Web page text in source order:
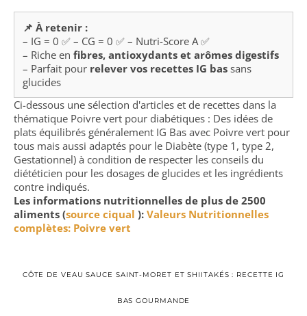
📌 À retenir :
– IG = 0 ✅ – CG = 0 ✅ – Nutri-Score A ✅
– Riche en fibres, antioxydants et arômes digestifs
– Parfait pour relever vos recettes IG bas sans
glucides
Ci-dessous une sélection d'articles et de recettes dans la
thématique Poivre vert pour diabétiques : Des idées de
plats équilibrés généralement IG Bas avec Poivre vert pour
tous mais aussi adaptés pour le Diabète (type 1, type 2,
Gestationnel) à condition de respecter les conseils du
diététicien pour les dosages de glucides et les ingrédients
contre indiqués.
Les informations nutritionnelles de plus de 2500
aliments (source ciqual ): Valeurs Nutritionnelles
complètes: Poivre vert
CÔTE DE VEAU SAUCE SAINT-MORET ET SHIITAKÉS : RECETTE IG
BAS GOURMANDE